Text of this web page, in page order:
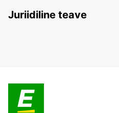
Juriidiline teave